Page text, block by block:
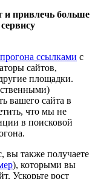
и привлечь больше
ссылками с
сайтов,
площадки.
вашего сайта в
что мы не
в поисковой
вы также получаете
), которыми вы
Ускорьте рост